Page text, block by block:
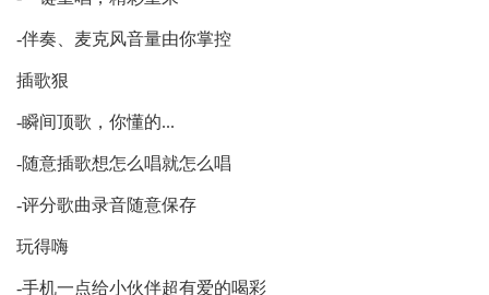
-伴奏、麦克风音量由你掌控
插歌狠
-瞬间顶歌，你懂的...
-随意插歌想怎么唱就怎么唱
-评分歌曲录音随意保存
玩得嗨
-手机一点给小伙伴超有爱的喝彩